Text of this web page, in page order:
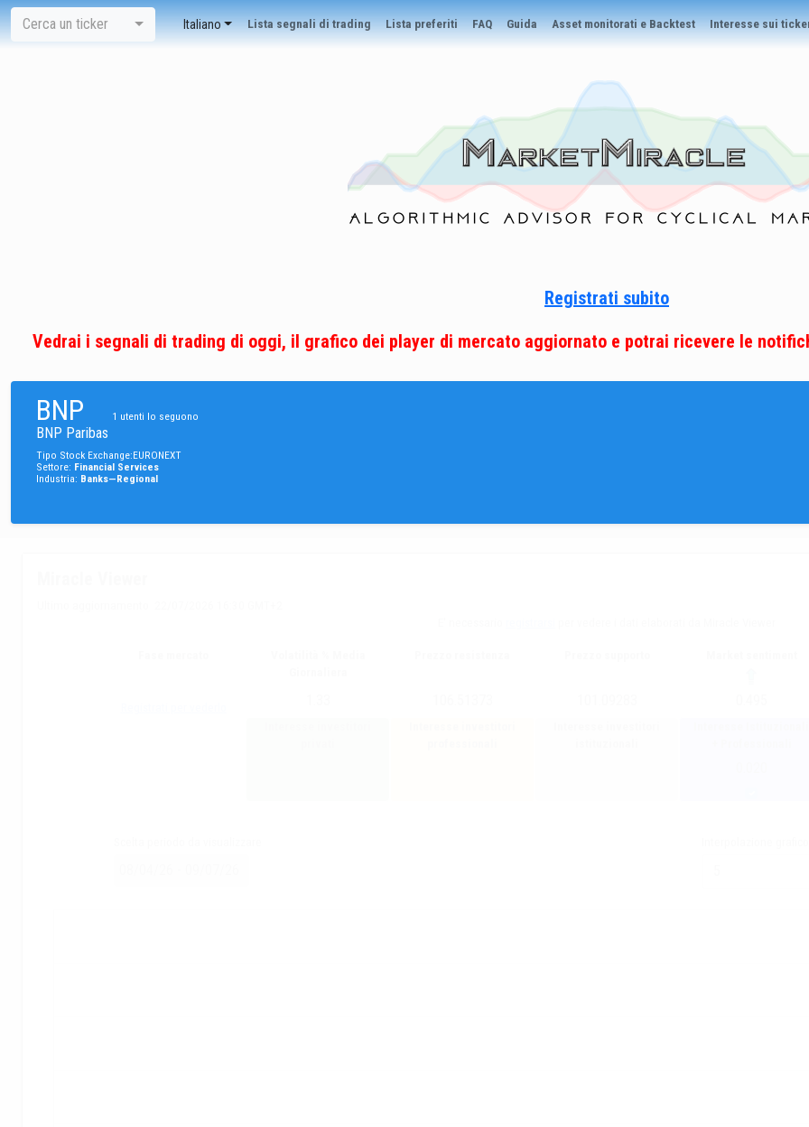
Cerca un ticker Italiano Lista segnali di trading Lista preferiti FAQ Guida Asset monitorati e Backtest Interesse sui
Registrati subito
Vedrai i segnali di trading di oggi, il grafico dei player di mercato aggiornato e potrai ricevere le
BNP 1 utenti lo seguono
BNP Paribas
Tipo Stock Exchange:EURONEXT
Settore: Financial Services
Industria: Banks—Regional